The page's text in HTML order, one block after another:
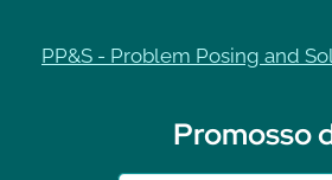
PP&S - Problem Posing and
Promosso